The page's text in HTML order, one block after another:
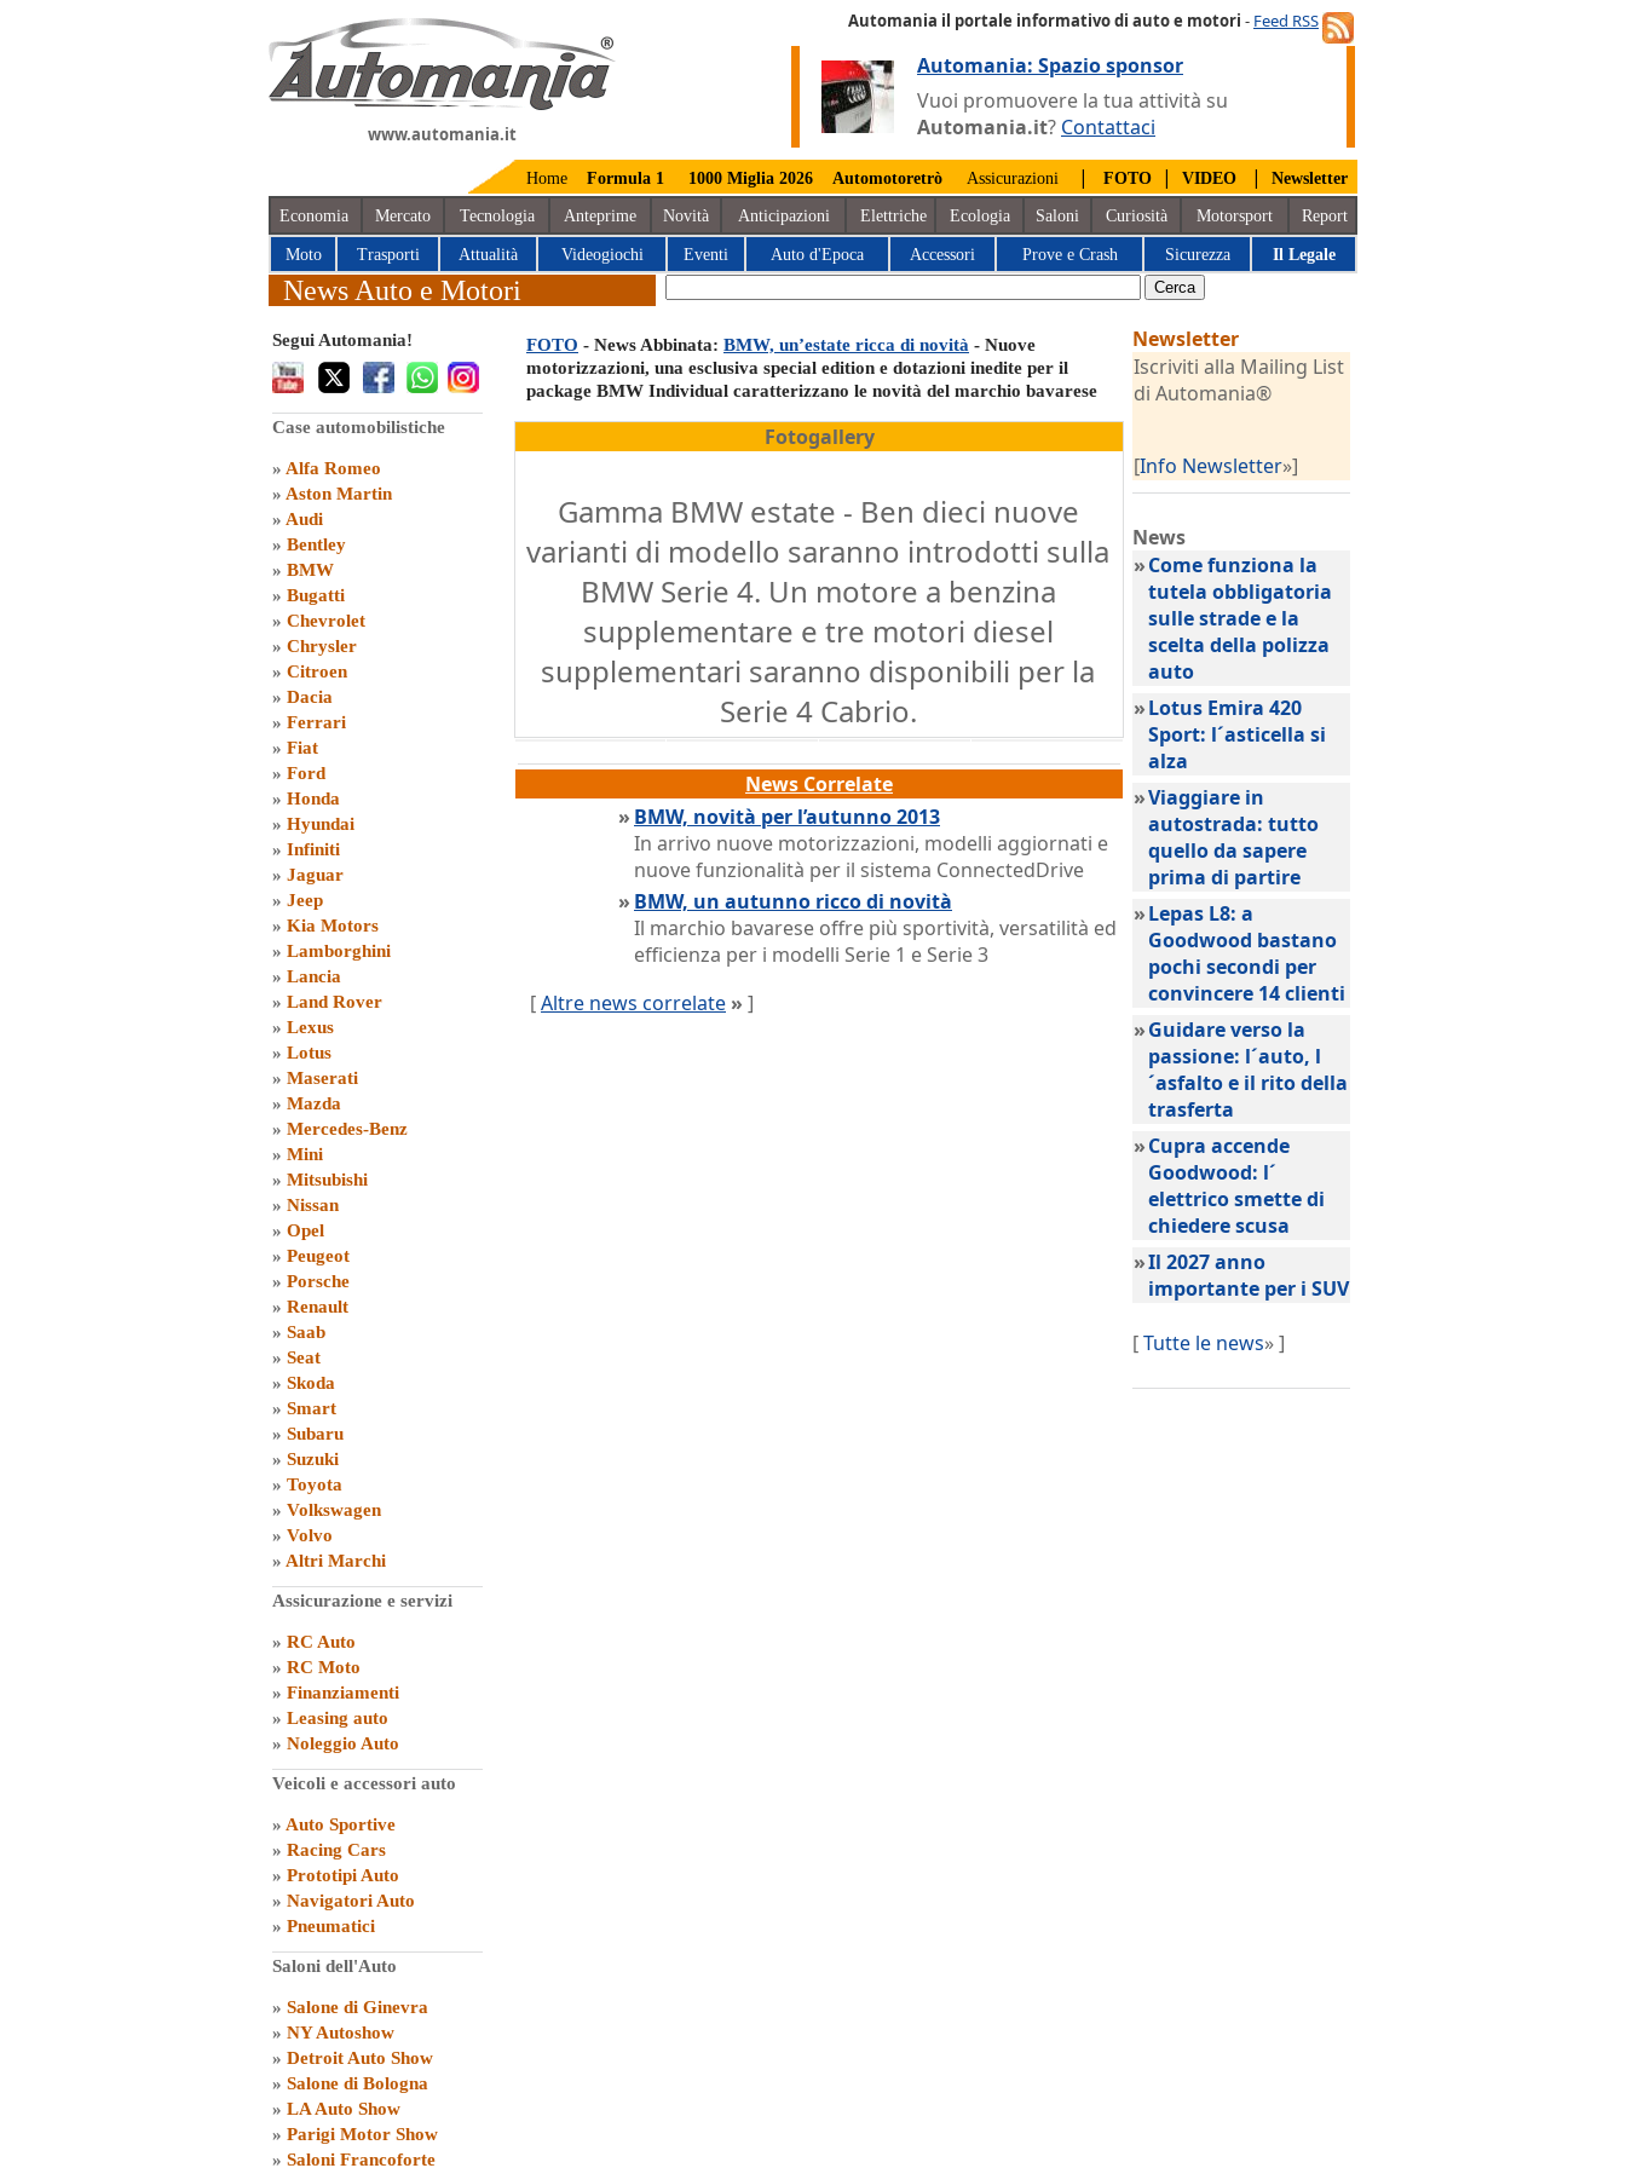
www.automania.it
Automania il portale informativo di auto e motori - Feed RSS
Automania: Spazio sponsor
Vuoi promuovere la tua attività su
Automania.it? Contattaci
Home Formula 1 1000 Miglia 2026 Automotoretrò Assicurazioni | FOTO | VIDEO | Newsletter
Economia Mercato Tecnologia Anteprime Novità Anticipazioni Elettriche Ecologia Saloni Curiosità Motorsport Report
Moto Trasporti Attualità Videogiochi Eventi Auto d'Epoca Accessori Prove e Crash Sicurezza Il Legale
News Auto e Motori
Segui Automania!
Case automobilistiche
» Alfa Romeo
» Aston Martin
» Audi
» Bentley
» BMW
» Bugatti
» Chevrolet
» Chrysler
» Citroen
» Dacia
» Ferrari
» Fiat
» Ford
» Honda
» Hyundai
» Infiniti
» Jaguar
» Jeep
» Kia Motors
» Lamborghini
» Lancia
» Land Rover
» Lexus
» Lotus
» Maserati
» Mazda
» Mercedes-Benz
» Mini
» Mitsubishi
» Nissan
» Opel
» Peugeot
» Porsche
» Renault
» Saab
» Seat
» Skoda
» Smart
» Subaru
» Suzuki
» Toyota
» Volkswagen
» Volvo
» Altri Marchi
Assicurazione e servizi
» RC Auto
» RC Moto
» Finanziamenti
» Leasing auto
» Noleggio Auto
Veicoli e accessori auto
» Auto Sportive
» Racing Cars
» Prototipi Auto
» Navigatori Auto
» Pneumatici
Saloni dell'Auto
» Salone di Ginevra
» NY Autoshow
» Detroit Auto Show
» Salone di Bologna
» LA Auto Show
» Parigi Motor Show
» Saloni Francoforte
FOTO - News Abbinata: BMW, un’estate ricca di novità - Nuove
motorizzazioni, una esclusiva special edition e dotazioni inedite per il
package BMW Individual caratterizzano le novità del marchio bavarese
Fotogallery
Gamma BMW estate - Ben dieci nuove
varianti di modello saranno introdotti sulla
BMW Serie 4. Un motore a benzina
supplementare e tre motori diesel
supplementari saranno disponibili per la
Serie 4 Cabrio.
News Correlate
» BMW, novità per l’autunno 2013
In arrivo nuove motorizzazioni, modelli aggiornati e
nuove funzionalità per il sistema ConnectedDrive
» BMW, un autunno ricco di novità
Il marchio bavarese offre più sportività, versatilità ed
efficienza per i modelli Serie 1 e Serie 3
[Altre news correlate » ]
Newsletter
Iscriviti alla Mailing List
di Automania®
[Info Newsletter»]
News
»Come funziona la
tutela obbligatoria
sulle strade e la
scelta della polizza
auto
»Lotus Emira 420
Sport: l´asticella si
alza
»Viaggiare in
autostrada: tutto
quello da sapere
prima di partire
»Lepas L8: a
Goodwood bastano
pochi secondi per
convincere 14 clienti
»Guidare verso la
passione: l´auto, l
´asfalto e il rito della
trasferta
»Cupra accende
Goodwood: l´
elettrico smette di
chiedere scusa
»Il 2027 anno
importante per i SUV
[Tutte le news» ]